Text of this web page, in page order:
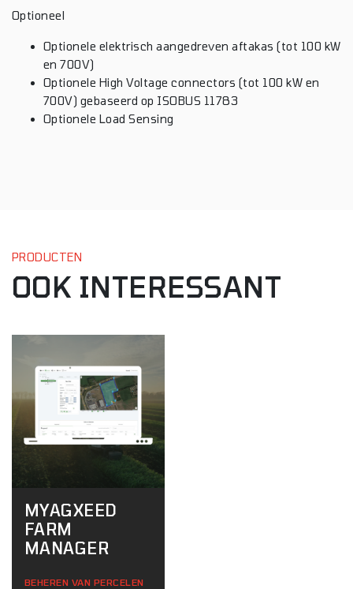
Optioneel
Optionele elektrisch aangedreven aftakas (tot 100 kW
en 700V)
Optionele High Voltage connectors (tot 100 kW en
700V) gebaseerd op ISOBUS 11783
Optionele Load Sensing
PRODUCTEN
OOK INTERESSANT
MYAGXEED
FARM
MANAGER
BEHEREN VAN PERCELEN